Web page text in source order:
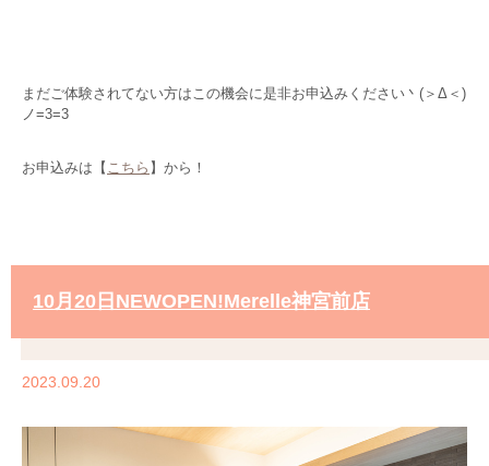
まだご体験されてない方はこの機会に是非お申込みください 丶(＞Δ＜)
ノ=3=3
お申込みは【 こちら 】から！
10月20日NEWOPEN!Merelle神宮前店
2023.09.20